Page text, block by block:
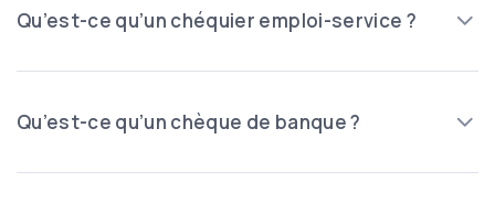
Qu’est-ce qu’un chéquier emploi-service ?
Qu’est-ce qu’un chèque de banque ?